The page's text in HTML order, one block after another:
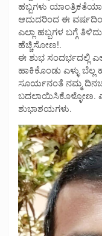
ಹಬ್ಬಗಳು
ಆದುದರಿಂದ ಈ
ಎಲ್ಲಾ ಹಬ್ಬಗಳ ಬಗ್ಗೆ
ಹೆಚ್ಚಿಸೋಣ!.
ಈ ಶುಭ ಸಂದರ್ಭದಲ್ಲಿ
ಹಾಕಿಕೊಂಡು ಎಳ್ಳು
ಸೂರ್ಯನಂತೆ ನಮ್ಮ
ಬದಲಾಯಿಸಿಕೊಳ್ಳೋಣ.
ಶುಭಾಶಯಗಳು.